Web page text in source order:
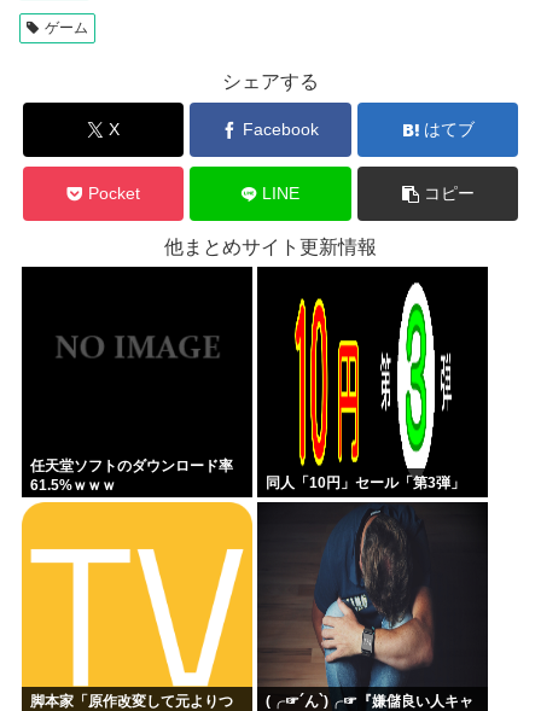
ゲーム
シェアする
X Facebook はてブ
Pocket LINE コピー
他まとめサイト更新情報
任天堂ソフトのダウンロード率
61.5%ｗｗｗ
同人「10円」セール「第3弾」
脚本家「原作改変して元よりつ
(╭☞´ん`)╭☞『嫌儲良い人キャ